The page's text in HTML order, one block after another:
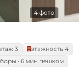
4 фото
3
этажность 4
· 6 мин пешком